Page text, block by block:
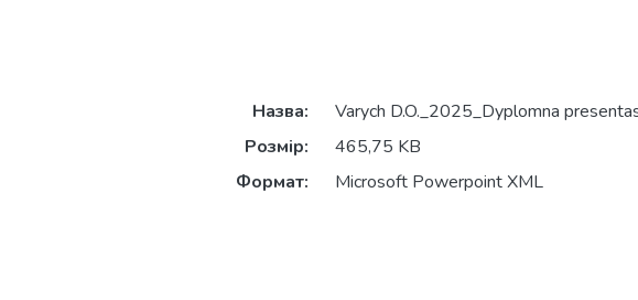
Назва:
Varych D.O._2025_Dyplomna
Розмір:
465,75 KB
Формат:
Microsoft Powerpoint XML